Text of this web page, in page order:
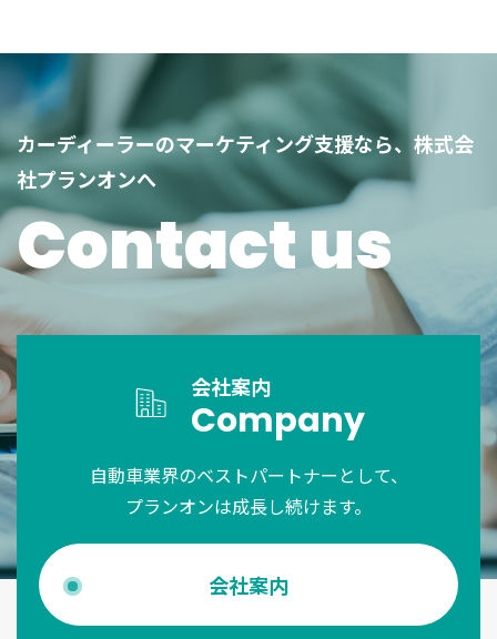
カーディーラーのマーケティング支援なら、株式会
社プランオンへ
Contact us
会社案内
Company
自動車業界のベストパートナーとして、
プランオンは成長し続けます。
会社案内